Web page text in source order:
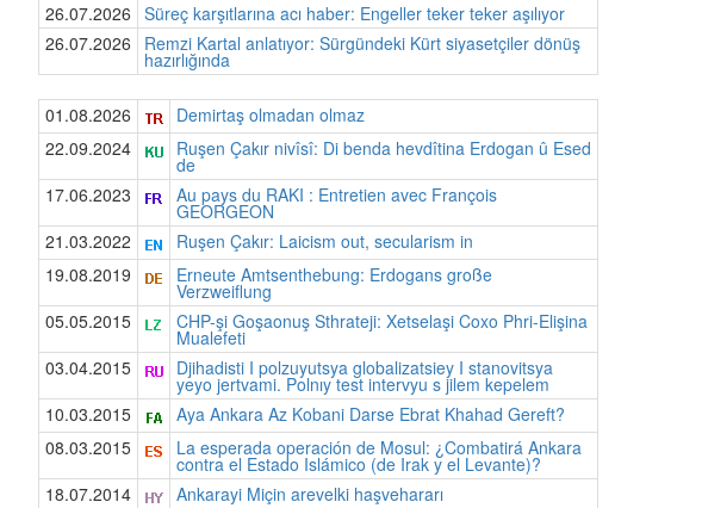
26.07.2026 Süreç karşıtlarına acı haber: Engeller teker teker aşılıyor
26.07.2026
Remzi Kartal anlatıyor: Sürgündeki Kürt siyasetçiler dönüş
hazırlığında
01.08.2026
Demirtaş olmadan olmaz
22.09.2024
Ruşen Çakır nivîsî: Di benda hevdîtina Erdogan û Esed
de
17.06.2023
Au pays du RAKI : Entretien avec François
GEORGEON
21.03.2022
Ruşen Çakır: Laicism out, secularism in
19.08.2019
Erneute Amtsenthebung: Erdogans große
Verzweiflung
05.05.2015
CHP-şi Goşaonuş Sthrateji: Xetselaşi Coxo Phri-Elişina
Mualefeti
03.04.2015
Djihadisti I polzuyutsya globalizatsiey I stanovitsya
yeyo jertvami. Polnıy test intervyu s jilem kepelem
10.03.2015
Aya Ankara Az Kobani Darse Ebrat Khahad Gereft?
08.03.2015
La esperada operación de Mosul: ¿Combatirá Ankara
contra el Estado Islámico (de Irak y el Levante)?
18.07.2014
Ankarayi Miçin arevelki haşvehararı